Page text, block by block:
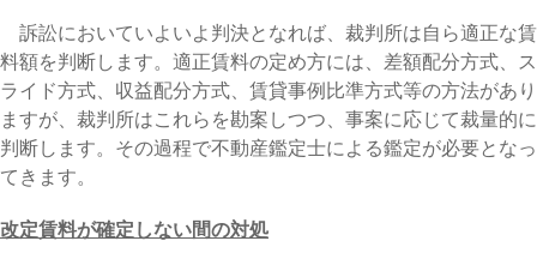
訴訟においていよいよ判決となれば、裁判所は自ら適正な賃
料額を判断します。適正賃料の定め方には、差額配分方式、ス
ライド方式、収益配分方式、賃貸事例比準方式等の方法があり
ますが、裁判所はこれらを勘案しつつ、事案に応じて裁量的に
判断します。その過程で不動産鑑定士による鑑定が必要となっ
てきます。
改定賃料が確定しない間の対処